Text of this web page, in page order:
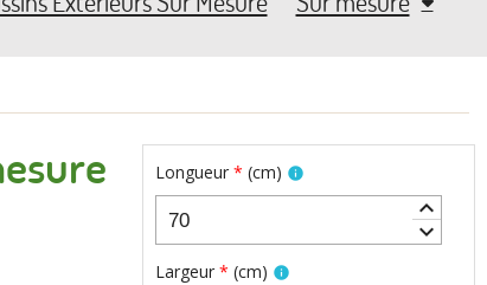
Longueur * (cm) info
keyboard_arrow_up
keyboard_arrow_down
Largeur * (cm) info